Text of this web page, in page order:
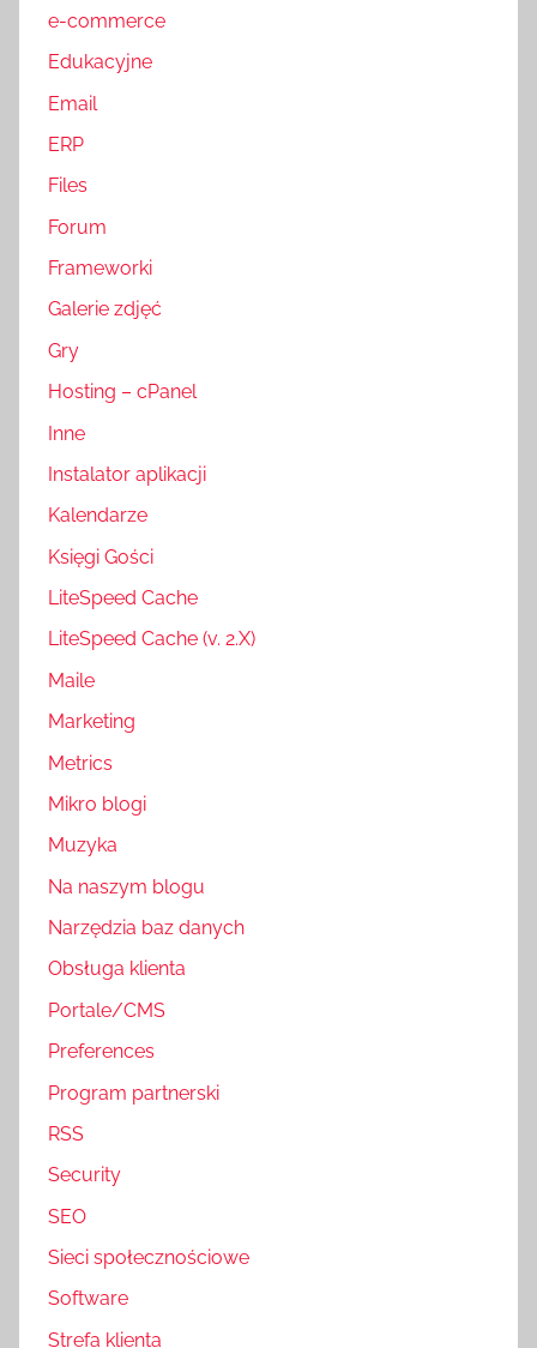
e-commerce
Edukacyjne
Email
ERP
Files
Forum
Frameworki
Galerie zdjęć
Gry
Hosting – cPanel
Inne
Instalator aplikacji
Kalendarze
Księgi Gości
LiteSpeed Cache
LiteSpeed Cache (v. 2.X)
Maile
Marketing
Metrics
Mikro blogi
Muzyka
Na naszym blogu
Narzędzia baz danych
Obsługa klienta
Portale/CMS
Preferences
Program partnerski
RSS
Security
SEO
Sieci społecznościowe
Software
Strefa klienta